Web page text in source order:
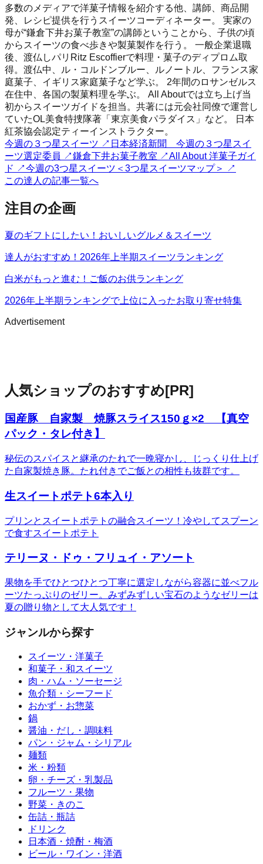
多数のメディアで洋菓子情報を紹介する他、講師、商品開
発、レシピ提供を行うスイーツコーディネーター。 実家の
母が“鎌倉下井お菓子教室”の講師ということから、子供の頃
からスイーツの食べ歩きや製菓製作を行う。 一般企業退職
後、渡仏しパリRitz Escoffierで料理・菓子のディプロム取
得。渡仏中、ル・コルドンブルー、ルノートル、フランス家
庭菓子、イギリス家庭菓子など学ぶ。 2年間のロサンゼルス
在住中、各国の製菓料理を学ぶ。 All Aboutでは立ち上げ当
初からスイーツガイドを担当。共著には元会社同僚で運営し
ていたOL美食特捜隊著「東京美食パラダイス」など。 日本
紅茶協会認定ティーインストラクター。
今週の３つ星スイーツ ↗ 日本経済新聞 今週の３つ星スイ
ーツ選定委員 ↗鎌倉下井お菓子教室 ↗All About 洋菓子ガイ
ド ↗今週の3つ星スイーツ＜3つ星スイーツマップ＞
↗
この達人の記事一覧へ
注目の企画
夏のギフトにしたい！おいしいグルメ＆スイーツ
達人がおすすめ！2026年上半期スイーツランキング
白米がもっと進む！ご飯のお供ランキング
2026年上半期ランキングで上位に入ったお取り寄せ特集
Advertisement
人気ショップのおすすめ[PR]
国産豚 自家製 焼豚スライス150ｇ×2 【真空
パック・タレ付き】
秘伝のスパイスと継承のたれで一晩寝かし、じっくり仕上げ
た自家製焼き豚。たれ付きでご飯との相性も抜群です。
生スイートポテト6本入り
プリンとスイートポテトの融合スイーツ！冷やしてスプーン
で食すスイートポテト
テリーヌ・ドゥ・フリュイ・アソート
果物を手でひとつひとつ丁寧に選定しながら容器に並べフル
ーツたっぷりのゼリー。みずみずしい宝石のようなゼリーは
夏の贈り物として大人気です！
ジャンルから探す
スイーツ・洋菓子
和菓子・和スイーツ
肉・ハム・ソーセージ
魚介類・シーフード
おかず・お惣菜
鍋
醤油・だし・調味料
パン・ジャム・シリアル
麺類
米・粉類
卵・チーズ・乳製品
フルーツ・果物
野菜・きのこ
缶詰・瓶詰
ドリンク
日本酒・焼酎・梅酒
ビール・ワイン・洋酒